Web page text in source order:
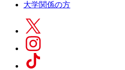
大学関係の方